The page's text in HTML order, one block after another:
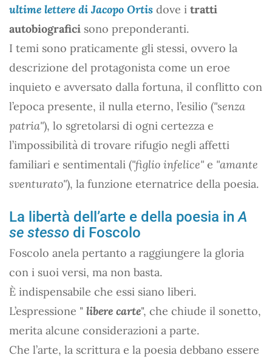
ultime lettere di Jacopo Ortis dove i tratti
autobiografici sono preponderanti.
I temi sono praticamente gli stessi, ovvero la
descrizione del protagonista come un eroe
inquieto e avversato dalla fortuna, il conflitto con
l’epoca presente, il nulla eterno, l’esilio ("senza
patria"), lo sgretolarsi di ogni certezza e
l’impossibilità di trovare rifugio negli affetti
familiari e sentimentali ("figlio infelice" e "amante
sventurato"), la funzione eternatrice della poesia.
La libertà dell’arte e della poesia inA
se stesso di Foscolo
Foscolo anela pertanto a raggiungere la gloria
con i suoi versi, ma non basta.
È indispensabile che essi siano liberi.
L’espressione " libere carte", che chiude il sonetto,
merita alcune considerazioni a parte.
Che l’arte, la scrittura e la poesia debbano essere